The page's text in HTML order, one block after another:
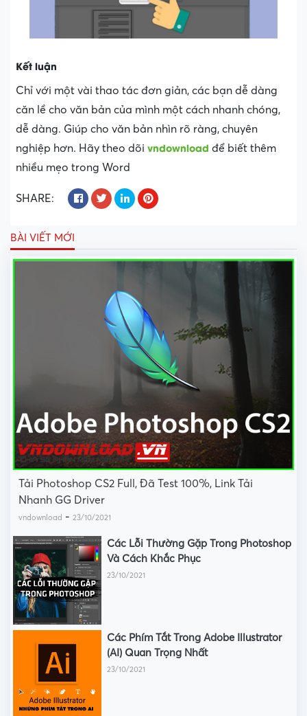
Kết luận
Chỉ với một vài thao tác đơn giản, các bạn dễ dàng
căn lề cho văn bản của mình một cách nhanh chóng,
dễ dàng. Giúp cho văn bản nhìn rõ ràng, chuyên
nghiệp hơn. Hãy theo dõi vndownload để biết thêm
nhiều mẹo trong Word
SHARE:
BÀI VIẾT MỚI
Tải Photoshop CS2 Full, Đã Test 100%, Link Tải
Nhanh GG Driver
vndownload - 23/10/2021
Các Lỗi Thường Gặp Trong Photoshop
Và Cách Khắc Phục
23/10/2021
Các Phím Tắt Trong Adobe Illustrator
(AI) Quan Trọng Nhất
23/10/2021